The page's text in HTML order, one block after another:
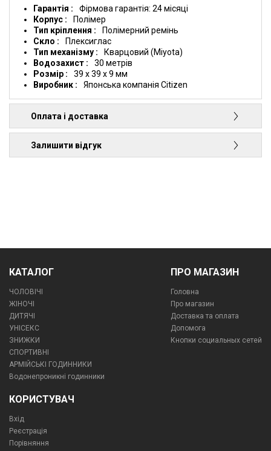
Гарантія
Фірмова гарантія: 24 місяці
Корпус
Полімер
Тип кріплення
Полімерний ремінь
Скло
Плексиглас
Тип механізму
Кварцовий (Miyota)
Водозахист
30 метрів
Розмір
39 x 39 x 9 мм
Виробник
Японська компанія Citizen
Оплата і доставка
Залишити відгук
КАТАЛОГ
ЧОЛОВІЧІ
ЖІНОЧІ
ДИТЯЧІ
УНІСЕКС
ЗНИЖКИ
СПОРТИВНІ
АРМІЙСЬКІ ГОДИННИКИ
Водонепроникні годинники
ПРО МАГАЗИН
Головна
Про магазин
Доставка та оплата
Допомога
Кнопки социальных сетей
КОРИСТУВАЧ
Вхід
Реєстрація
Порівняння